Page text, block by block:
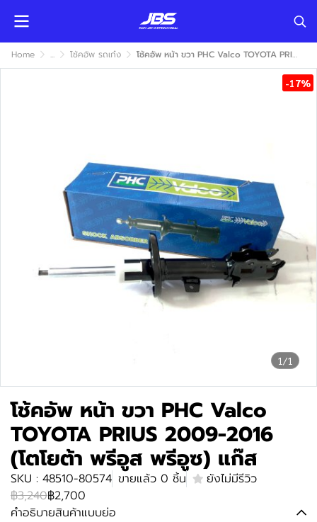
Home ... โช้คอัพ รถเก๋ง โช้คอัพ หน้า ขวา PHC Valco TOYOTA PRIUS 2009-2016 (โตโยต้า พรีอูส พรีอูซ) แก๊ส
1/1
-17%
โช้คอัพ หน้า ขวา PHC Valco
TOYOTA PRIUS 2009-2016
(โตโยต้า พรีอูส พรีอูซ) แก๊ส
SKU : 48510-80574 ขายแล้ว 0 ชิ้น
ยังไม่มีรีวิว
฿3,240฿2,700
คำอธิบายสินค้าแบบย่อ